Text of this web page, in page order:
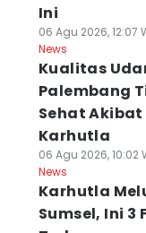
1 Arah,
Lagi Saat
Jalintim
Agu 2026, 15:54 WIB
Ini
06 Agu 2026, 12:07
News
Kualitas
Palembang
Sehat Akibat
Karhutla
06 Agu 2026, 10:02
News
Karhutla
Sumsel, Ini 3